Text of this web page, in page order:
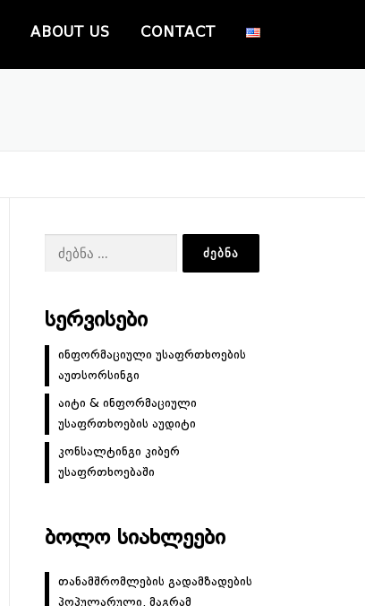
ABOUT US CONTACT
ძებნა:
ᲡᲔᲠᲕᲘᲡᲔᲑᲘ
ინფორმაციული უსაფრთხოების
აუთსორსინგი
აიტი & ინფორმაციული
უსაფრთხოების აუდიტი
კონსალტინგი კიბერ
უსაფრთხოებაში
ᲑᲝᲚᲝ ᲡᲘᲐᲮᲚᲔᲔᲑᲘ
თანამშრომლების გადამზადების
პოპულარული, მაგრამ